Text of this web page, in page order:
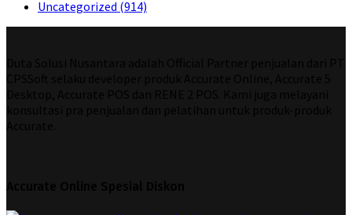
Uncategorized (914)